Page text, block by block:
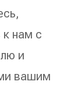
нам с
и
вашим